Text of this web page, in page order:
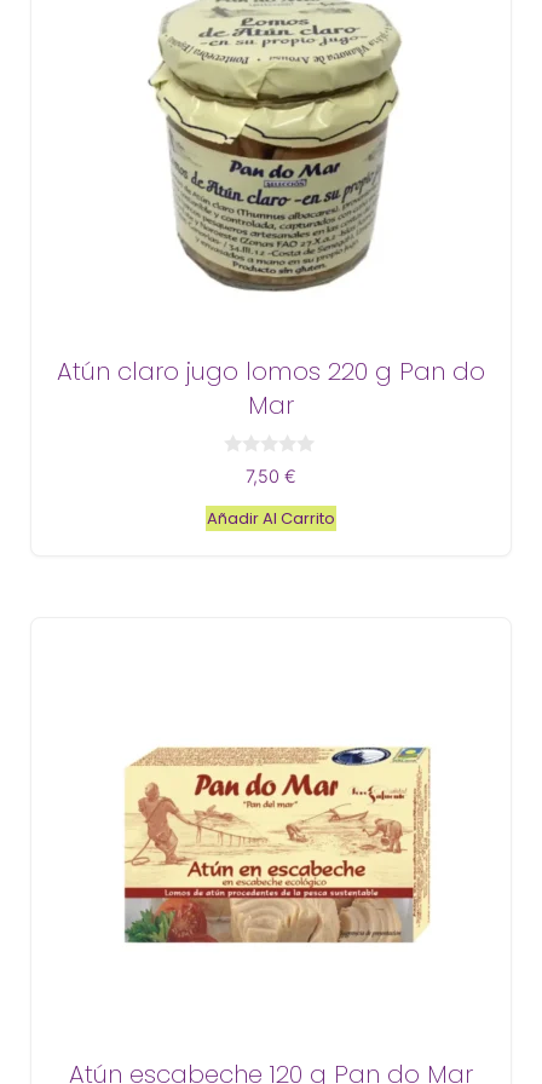
Atún claro jugo lomos 220 g Pan do
Mar
e
5
7,50 €
Añadir Al Carrito
Atún escabeche 120 g Pan do Mar